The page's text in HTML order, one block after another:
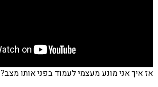
אז איך אני מונע מעצמי לעמוד בפני אותו מצב?